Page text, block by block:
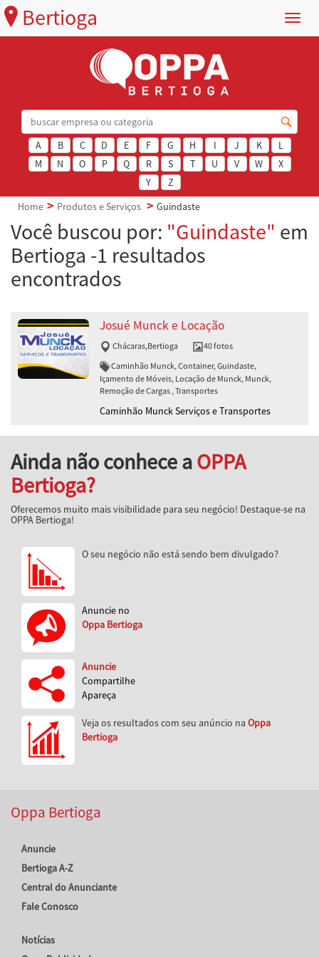
Menu
Bertioga
A B C D E F G H I J K
L
M
N O P Q R S T U V W
X
Y
Z
Home
Produtos e Serviços Guindaste
Você buscou por: "Guindaste" em
Bertioga -1 resultados
encontrados
Josué Munck e Locação
Chácaras,Bertioga
40 fotos
Caminhão Munck, Container, Guindaste,
Içamento de Móveis, Locação de Munck, Munck,
Remoção de Cargas , Transportes
Caminhão Munck Serviços e Transportes
Ainda não conhece aOPPA
Bertioga?
Oferecemos muito mais visibilidade para seu negócio! Destaque-se na
OPPA Bertioga!
O seu negócio não está sendo bem divulgado?
Anuncie no
Oppa Bertioga
Anuncie
Compartilhe
Apareça
Veja os resultados com seu anúncio na Oppa
Bertioga
Oppa Bertioga
Anuncie
Bertioga A-Z
Central do Anunciante
Fale Conosco
Notícias